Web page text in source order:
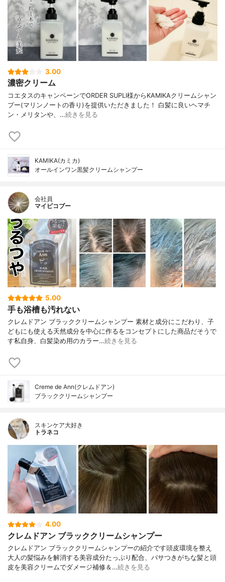
3.00
濃密クリーム
コエタスのキャンペーンでORDER SUPLI様からKAMIKAクリームシャン
プー(マリンノートの香り)を提供いただきました！ 白髪に良いヘマチ
ン・メリタンや、…続きを見る
KAMIKA(カミカ)
オールインワン黒髪クリームシャンプー
会社員
マイピコブー
5.00
手も浴槽も汚れない
クレムドアン ブラッククリームシャンプー 素材と成分にこだわり、子
どもにも使える天然成分を中心に作るをコンセプトにした商品だそうで
す私自身、白髪染め用のカラー…続きを見る
Creme de Ann(クレムドアン)
ブラッククリームシャンプー
スキンケア大好き
トラネコ
4.00
クレムドアン ブラッククリームシャンプー
クレムドアン ブラッククリームシャンプーの紹介です頭皮環境を整え
大人の髪悩みを解消する美容成分たっぷり配合、パサつきがちな髪と頭
皮を美容クリームでダメージ補修＆…続きを見る